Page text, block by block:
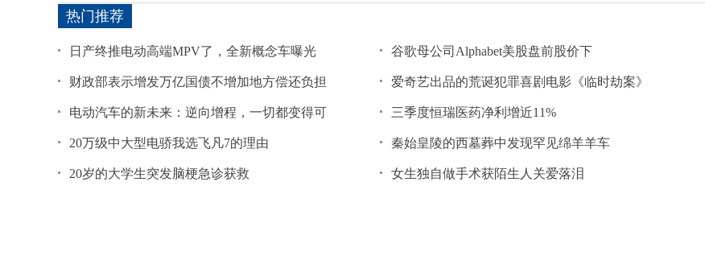
热门推荐
日产终推电动高端MPV了，全新概念车曝光 谷歌母公司Alphabet美股盘前股价下
财政部表示增发万亿国债不增加地方偿还负担 爱奇艺出品的荒诞犯罪喜剧电影《临时劫案》
电动汽车的新未来：逆向增程，一切都变得可 三季度恒瑞医药净利增近11%
20万级中大型电骄我选飞凡7的理由 秦始皇陵的西墓葬中发现罕见绵羊羊车
20岁的大学生突发脑梗急诊获救 女生独自做手术获陌生人关爱落泪